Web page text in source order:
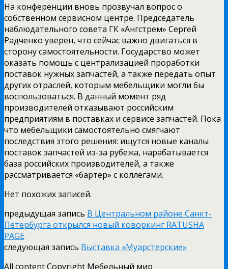
На конференции вновь прозвучал вопрос о
собственном сервисном центре. Председатель
наблюдательного совета ГК «Ангстрем» Сергей
Радченко уверен, что сейчас важно двигаться в
сторону самостоятельности. Государство может
оказать помощь с централизацией проработки
поставок нужных запчастей, а также передать опыт
других отраслей, которым мебельщики могли бы
воспользоваться. В данный момент ряд
производителей отказывают российским
предприятиям в поставках и сервисе запчастей. Пока
что мебельщики самостоятельно смягчают
последствия этого решения: ищутся новые каналы
поставок запчастей из-за рубежа, нарабатывается
база российских производителей, а также
рассматривается «бартер» с коллегами.
Нет похожих записей.
предыдущая запись В Центральном районе Санкт-
Петербурга открылся новый коворкинг RATUSHA
PAGE
следующая запись Выставка «Муарстерские»
All content Copyright Мебельный мир